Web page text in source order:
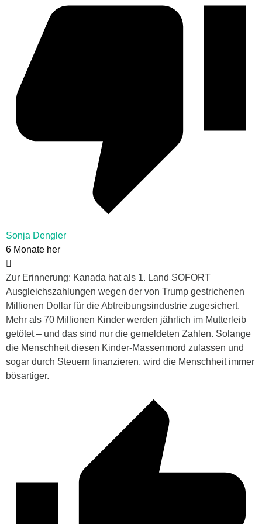
Sonja Dengler
6 Monate her
Zur Erinnerung: Kanada hat als 1. Land SOFORT
Ausgleichszahlungen wegen der von Trump gestrichenen
Millionen Dollar für die Abtreibungsindustrie zugesichert.
Mehr als 70 Millionen Kinder werden jährlich im Mutterleib
getötet – und das sind nur die gemeldeten Zahlen. Solange
die Menschheit diesen Kinder-Massenmord zulassen und
sogar durch Steuern finanzieren, wird die Menschheit immer
bösartiger.